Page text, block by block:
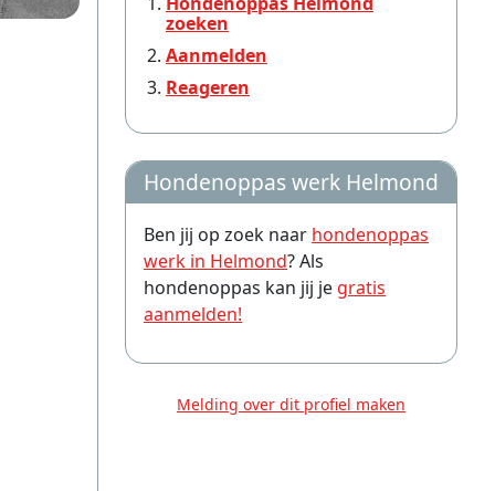
zoeken
Aanmelden
Reageren
Hondenoppas werk Helmond
Ben jij op zoek naar hondenoppas
werk in Helmond? Als
hondenoppas kan jij je gratis
aanmelden!
Melding over dit profiel maken